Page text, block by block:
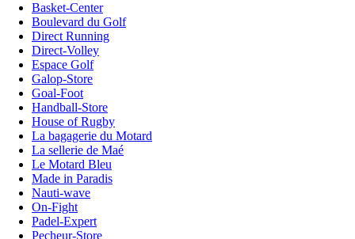
Basket-Center
Boulevard du Golf
Direct Running
Direct-Volley
Espace Golf
Galop-Store
Goal-Foot
Handball-Store
House of Rugby
La bagagerie du Motard
La sellerie de Maé
Le Motard Bleu
Made in Paradis
Nauti-wave
On-Fight
Padel-Expert
Pecheur-Store